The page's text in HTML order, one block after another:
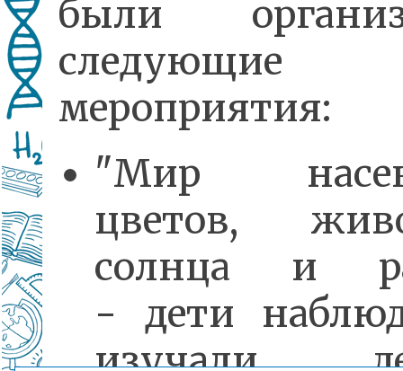
были
следующие
мероприятия:
"Мир
цветов,
солнца и
- дети
изучали